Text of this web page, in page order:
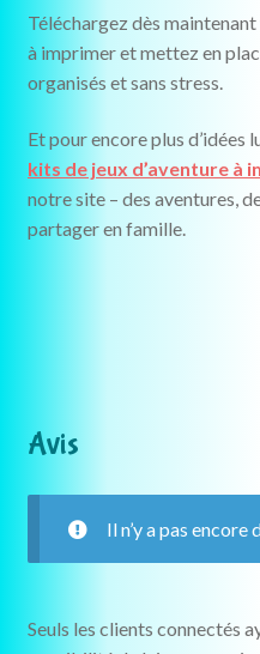
Téléchargez dès
à imprimer et mettez en
organisés et sans stress.
Et pour encore plus d’idées
kits de jeux d’aventure à
notre site – des aventures,
partager en famille.
Avis
Il n’y a pas encore
Seuls les clients connectés